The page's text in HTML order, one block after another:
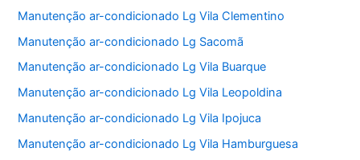
Manutenção ar-condicionado Lg Vila Clementino
Manutenção ar-condicionado Lg Sacomã
Manutenção ar-condicionado Lg Vila Buarque
Manutenção ar-condicionado Lg Vila Leopoldina
Manutenção ar-condicionado Lg Vila Ipojuca
Manutenção ar-condicionado Lg Vila Hamburguesa